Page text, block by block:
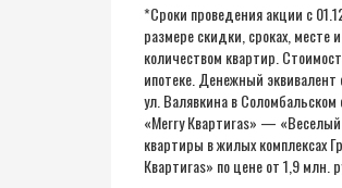
*Сроки проведения акции с
размере скидки, сроках, месте
количеством квартир.
ипотеке. Денежный
ул. Валявкина в Соломбальском
«Merry Квартиras» — «Веселый
квартиры в жилых комплексах
Квартиras» по цене от 1,9 млн.